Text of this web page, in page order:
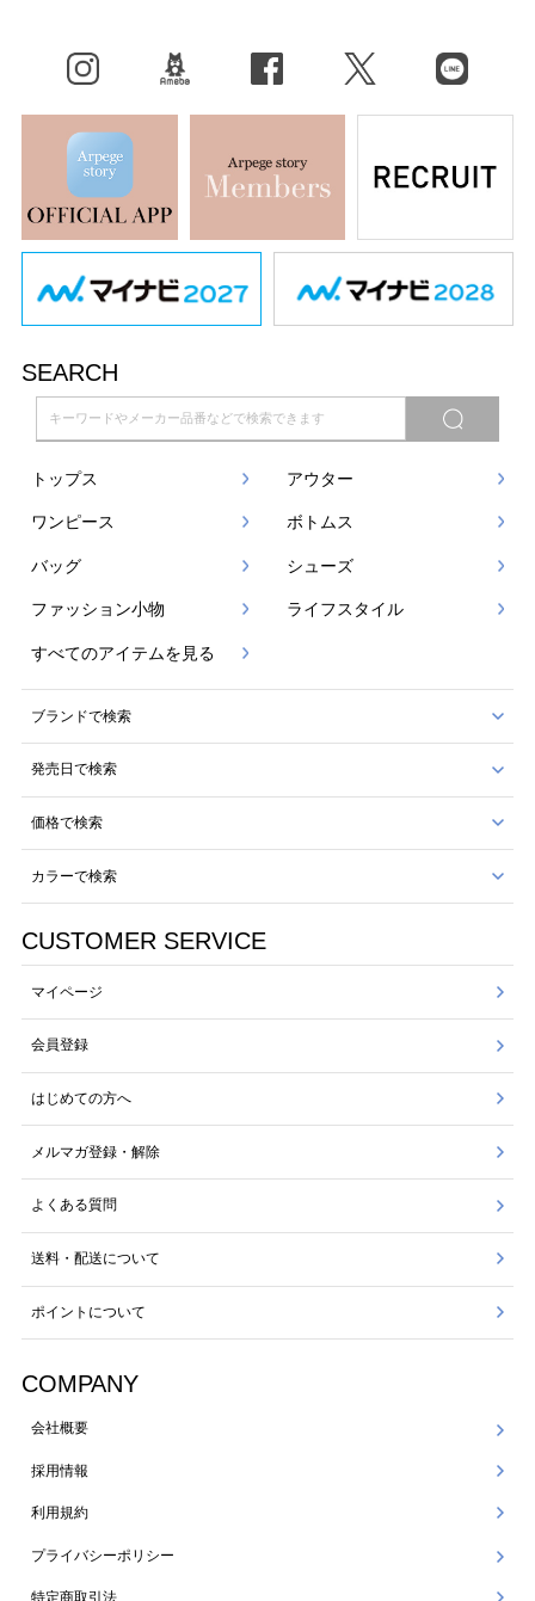
X（旧Twitter） LINE
SEARCH
トップス アウター
ワンピース ボトムス
バッグ シューズ
ファッション小物 ライフスタイル
すべてのアイテムを見る
ブランドで検索
発売日で検索
価格で検索
カラーで検索
CUSTOMER SERVICE
マイページ
会員登録
はじめての方へ
メルマガ登録・解除
よくある質問
送料・配送について
ポイントについて
COMPANY
会社概要
採用情報
利用規約
プライバシーポリシー
特定商取引法